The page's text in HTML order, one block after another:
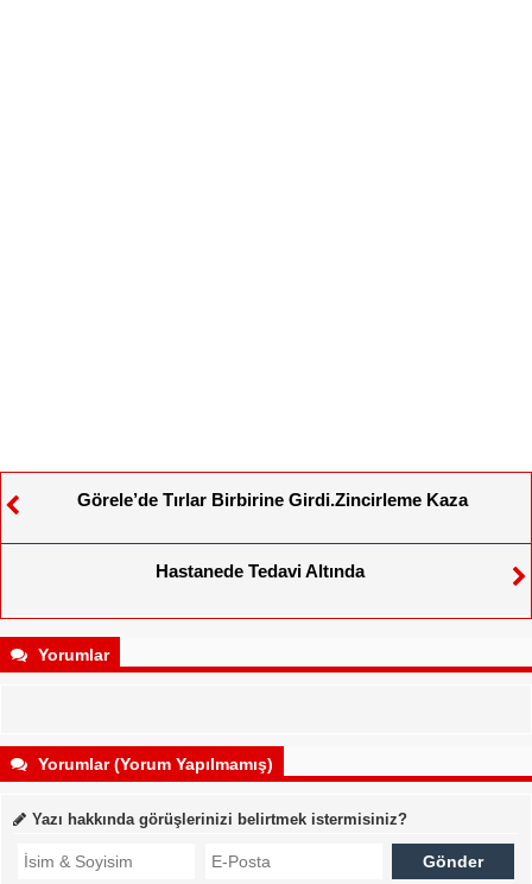
Görele’de Tırlar Birbirine Girdi.Zincirleme Kaza
Hastanede Tedavi Altında
Yorumlar
Yorumlar (Yorum Yapılmamış)
Yazı hakkında görüşlerinizi belirtmek istermisiniz?